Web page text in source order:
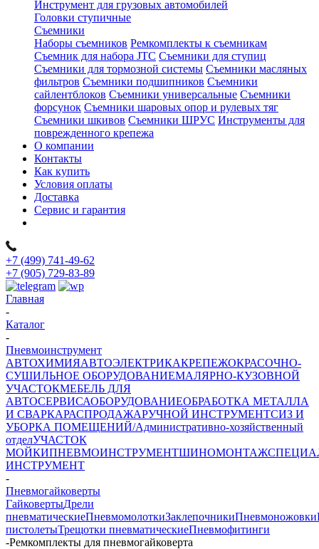
Инструмент для грузовых автомобилей
Головки ступичные
Съемники
Наборы съемников Ремкомплекты к съемникам
Съемник для набора JTC Съемники для ступиц
Съемники для тормозной системы Съемники масляных
фильтров Съемники подшипников Съемники
сайлентблоков Съемники универсальные Съемники
форсунок Съемники шаровых опор и рулевых тяг
Съемники шкивов Съемники ШРУС Инструменты для
поврежденного крепежа
О компании
Контакты
Как купить
Условия оплаты
Доставка
Сервис и гарантия
+7 (499) 741-49-62
+7 (905) 729-83-89
Главная
-
Каталог
-
Пневмоинструмент
АВТОХИМИЯАВТОЭЛЕКТРИКАКРЕПЕЖОКРАСОЧНО-
СУШИЛЬНОЕ ОБОРУДОВАНИЕМАЛЯРНО-КУЗОВНОЙ
УЧАСТОКМЕБЕЛЬ ДЛЯ
АВТОСЕРВИСАОБОРУДОВАНИЕОБРАБОТКА МЕТАЛЛА
И СВАРКАРАСПРОДАЖАРУЧНОЙ ИНСТРУМЕНТСИЗ И
УБОРКА ПОМЕЩЕНИЙ/Административно-хозяйственный
отделУЧАСТОК
МОЙКИПНЕВМОИНСТРУМЕНТШИНОМОНТАЖ
ИНСТРУМЕНТ
-
Пневмогайковерты
ГайковертыДрели
пневматическиеПневмомолоткиЗаклепочникиПневмоножовки
пистолетыТрещотки пневматическиеПневмофитинги
-Ремкомплекты для пневмогайковерта